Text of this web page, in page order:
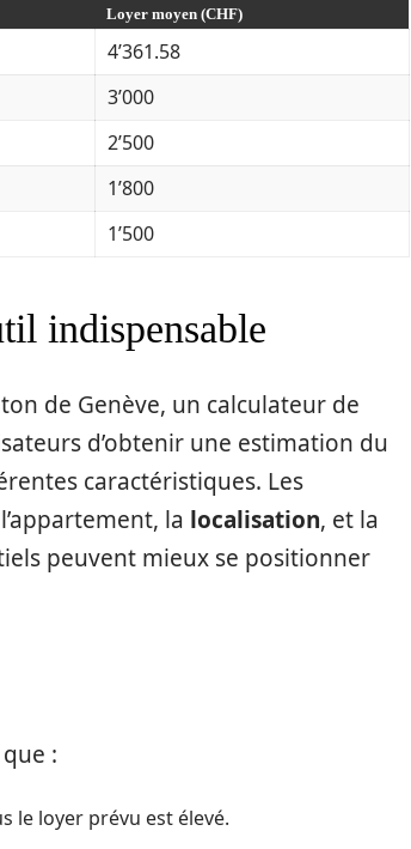
Loyer moyen (CHF)
4’361.58
3’000
2’500
1’800
1’500
indispensable
de Genève, un calculateur de
d’obtenir une estimation du
caractéristiques. Les
la localisation, et la
peuvent mieux se positionner
:
le loyer prévu est élevé.